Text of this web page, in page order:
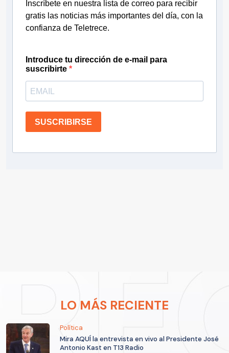
Inscríbete en nuestra lista de correo para recibir
gratis las noticias más importantes del día, con la
confianza de Teletrece.
Introduce tu dirección de e-mail para
suscribirte
SUSCRIBIRSE
LO MÁS RECIENTE
Política
Mira AQUÍ la entrevista en vivo al Presidente José
Antonio Kast en T13 Radio